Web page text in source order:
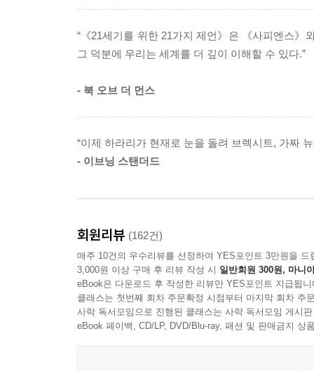
_10. 테러리즘
키길 희망한다. 최저임금을 몇 달러라도 올리고
_14. 세속주의
감지하도록 진화하지는 않았다. 그런 편향의 적어
을 우선시하는 위험에 빠진다. 글로벌 엘리트들
말이 없다. 그러다 보면 그들의 존재마저 잊기 쉽
_16. 정의
믿을 만한 정보를 얻고 싶다면 그에 합당한 만큼
장자가 당신에게 이런 거래를 제시했다고 가정해
“《21세기를 위한 21가지 제언》은 《사피엔스
그 덕분에 우리는 세계를 더 깊이 이해할 수 있다.”
- 북 오브 더 먼스
“이제 하라리가 현재로 눈을 돌려 브렉시트, 가짜
- 이브닝 스탠더드
회원리뷰 (162건)
매주 10건의 우수리뷰를 선정하여 YES포인트 3만원을 드
3,000원 이상 구매 후 리뷰 작성 시 일반회원 300원, 마니
eBook은 다운로드 후 작성한 리뷰만 YES포인트 지급됩니
클래스는 첫번째 회차 주문확정 시점부터 마지막 회차 주
사락 독서모임으로 진행된 클래스는 사락 독서모임 게시
eBook 페이백, CD/LP, DVD/Blu-ray, 패션 및 판매금지 상